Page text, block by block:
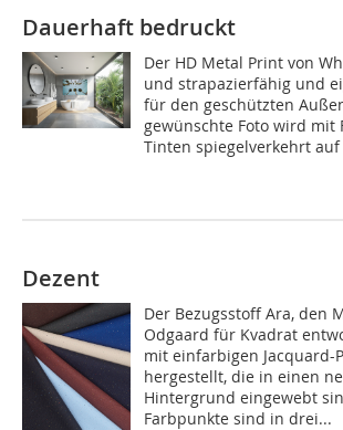
Dauerhaft bedruckt
Der HD Metal Print von
und strapazierfähig und
für den geschützten
gewünschte Foto wird mit
Tinten spiegelverkehrt auf
Dezent
Der Bezugsstoff Ara, den
Odgaard für Kvadrat
mit einfarbigen Jacquard-
hergestellt, die in einen
Hintergrund eingewebt
Farbpunkte sind in drei...